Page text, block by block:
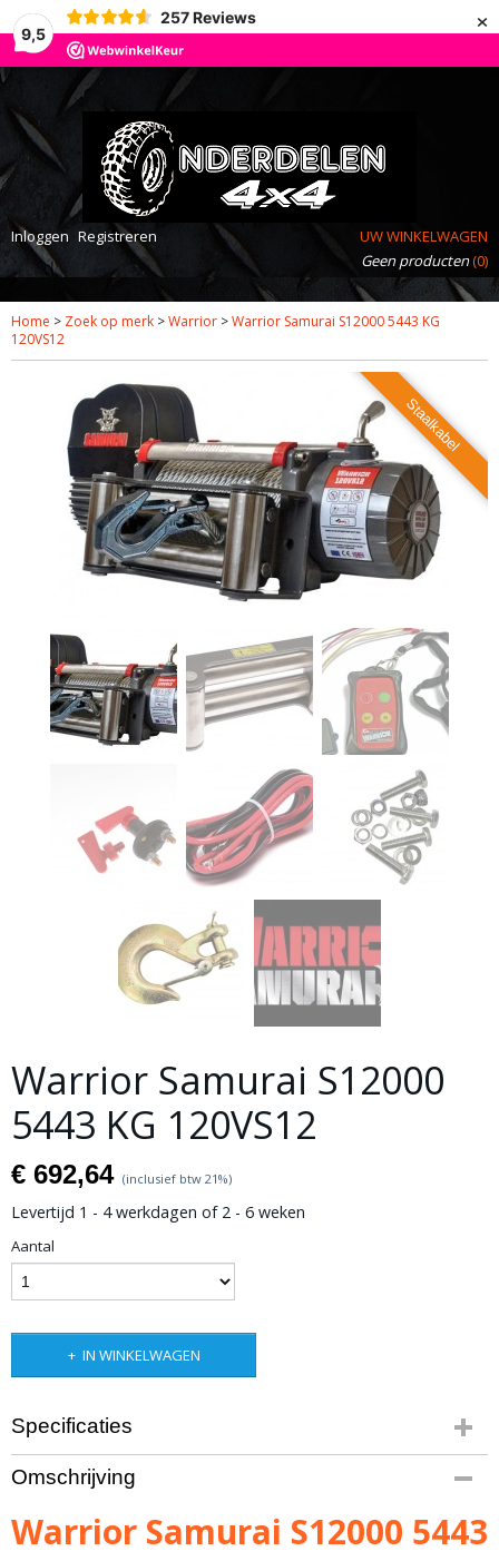
9,5
257 Reviews ×
Inloggen Registreren
UW WINKELWAGEN
Geen producten(0)
Home > Zoek op merk >Warrior >Warrior Samurai S12000 5443 KG
120VS12
Staalkabel
Warrior Samurai S12000
5443 KG 120VS12
€ 692,64 (inclusief btw 21%)
Levertijd 1 - 4 werkdagen of 2 - 6 weken
Aantal
IN WINKELWAGEN
Specificaties
Productcode
10-817
Bruto gewicht
44,00 Kg
Omschrijving
Warrior Samurai S12000 5443